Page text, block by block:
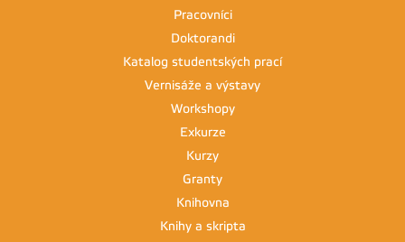
Pracovníci
Doktorandi
Katalog studentských prací
Vernisáže a výstavy
Workshopy
Exkurze
Kurzy
Granty
Knihovna
Knihy a skripta